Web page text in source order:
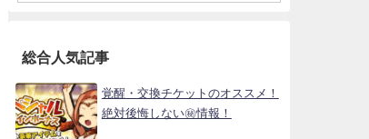
総合人気記事
覚醒・交換チケットのオススメ！
絶対後悔しない㊙情報！